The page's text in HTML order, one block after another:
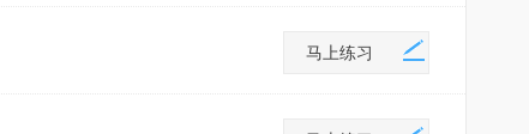
马上练习